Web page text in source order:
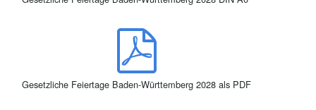
Gesetzliche Feiertage Baden-Württemberg 2028 als PDF